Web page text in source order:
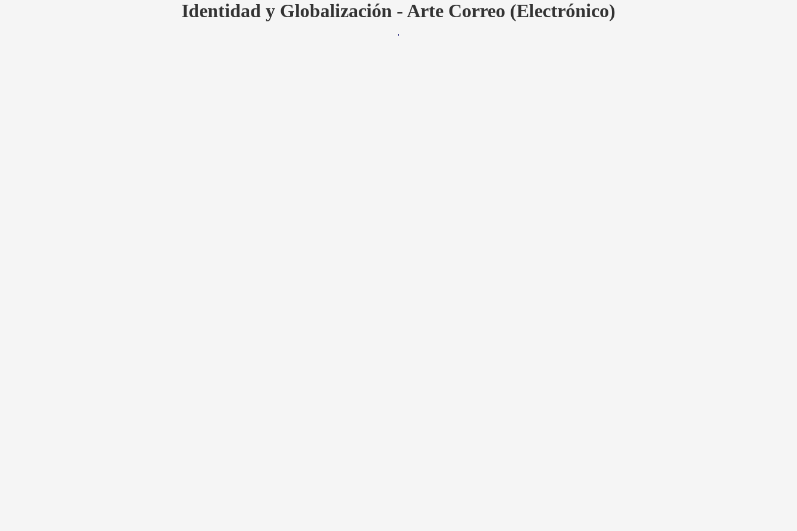
Identidad y Globalización - Arte Correo (Electrónico)